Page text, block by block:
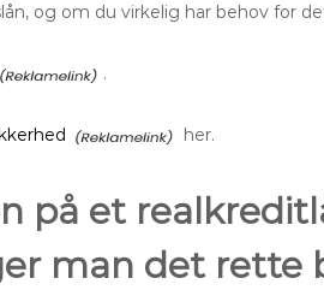
og om du virkelig har behov for
.
her.
på et
man det rette